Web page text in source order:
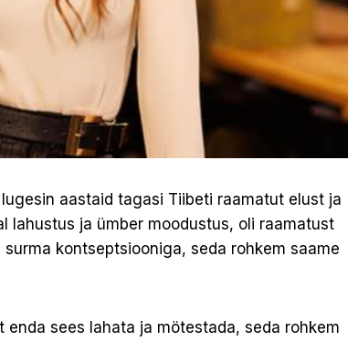
aastaid tagasi Tiibeti raamatut elust ja
lahustus ja ümber moodustus, oli raamatust
kontseptsiooniga, seda rohkem saame
sees lahata ja mötestada, seda rohkem